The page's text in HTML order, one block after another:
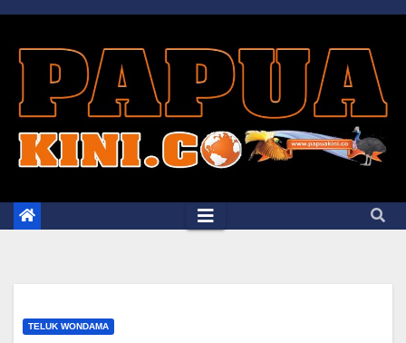
Skip
content
TELUK WONDAMA